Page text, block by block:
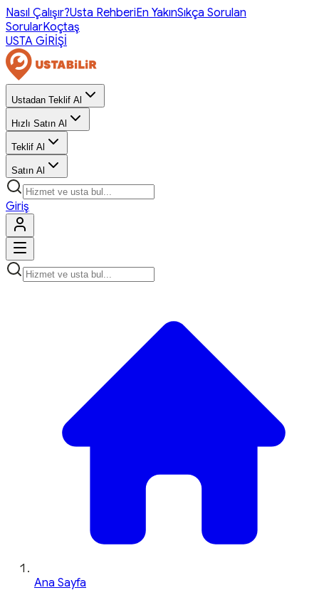
Nasıl Çalışır?Usta RehberiEn YakınSıkça Sorulan
SorularKoçtaş
USTA GİRİŞİ
Ustadan Teklif Al
Hızlı Satın Al
Teklif Al
Satın Al
Giriş
Ana Sayfa